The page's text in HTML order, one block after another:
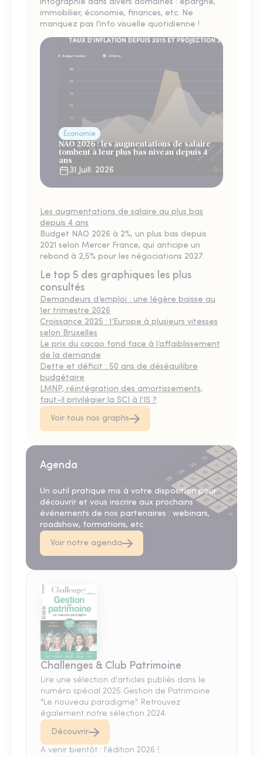
infographie dans divers domaines : épargne,
immobilier, économie, finances, etc. Ne
manquez pas l'info visuelle quotidienne !
Économie
NAO 2026 : les augmentations de salaire
tombent à leur plus bas niveau depuis 4
ans
31 Juill. 2026
Les augmentations de salaire au plus bas
depuis 4 ans
Budget NAO 2026 à 2%, un plus bas depuis
2021 selon Mercer France, qui anticipe un
rebond à 2,5% pour les négociations 2027.
Le top 5 des graphiques les plus
consultés
Demandeurs d’emploi : une légère baisse au
1er trimestre 2026
Croissance 2025 : l’Europe à plusieurs vitesses
selon Bruxelles
Le prix du cacao fond face à l’affaiblissement
de la demande
Dette et déficit : 50 ans de déséquilibre
budgétaire
LMNP, réintégration des amortissements,
faut-il privilégier la SCI à l'IS ?
Voir tous nos graphs
Agenda
Un outil pratique mis à votre disposition pour
découvrir et vous inscrire aux prochains
événements de nos partenaires : webinars,
roadshow, formations, etc.
Voir notre agenda
Challenges & Club Patrimoine
Lire une sélection d'articles publiés dans le
numéro spécial 2025 Gestion de Patrimoine
"Le nouveau paradigme". Retrouvez
également notre sélection 2024.
Découvrir
A venir bientôt : l'édition 2026 !